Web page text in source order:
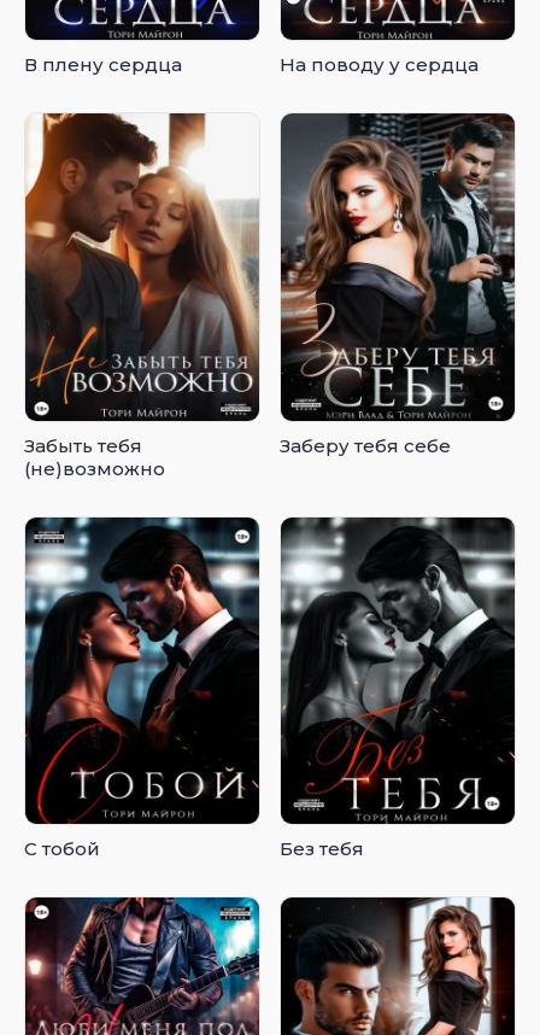
В плену сердца На поводу у сердца
Забыть тебя
(не)возможно
Заберу тебя себе
С тобой Без тебя